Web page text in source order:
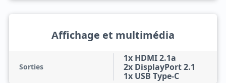
Affichage et multimédia
Sorties
1x HDMI 2.1a
2x DisplayPort 2.1
1x USB Type-C